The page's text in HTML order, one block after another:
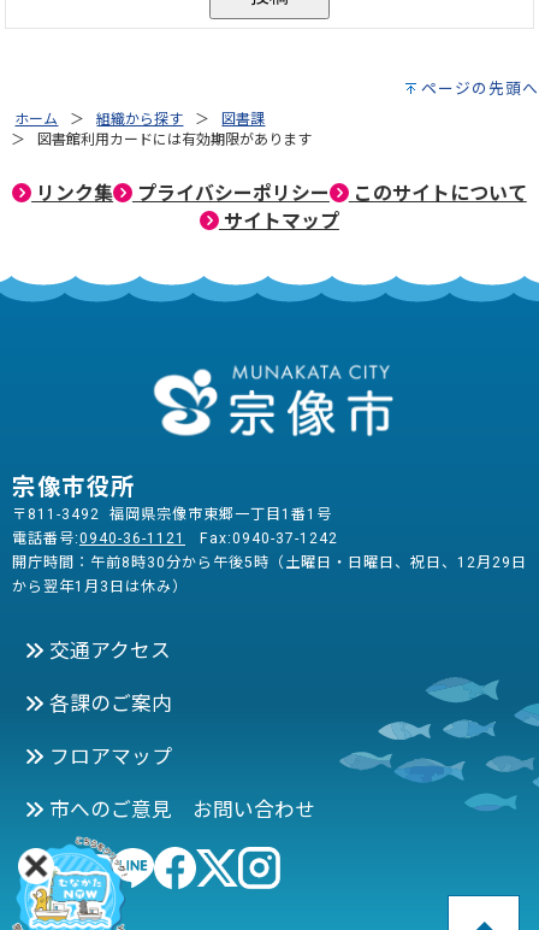
ページの先頭へ
ホーム 組織から探す
図書課
図書館利用カードには有効期限があります
リンク集 プライバシーポリシー
このサイトについて
サイトマップ
宗像市役所
〒811-3492 福岡県宗像市東郷一丁目1番1号
電話番号:0940-36-1121
Fax:0940-37-1242
開庁時間：午前8時30分から午後5時（土曜日・日曜日、祝日、12月29日
から翌年1月3日は休み）
交通アクセス
各課のご案内
フロアマップ
市へのご意見 お問い合わせ